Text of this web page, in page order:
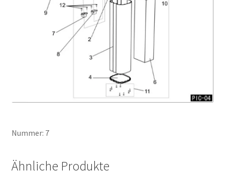
Nummer: 7
Ähnliche Produkte